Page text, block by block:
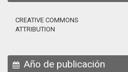
CREATIVE COMMONS
ATTRIBUTION
Año de publicación